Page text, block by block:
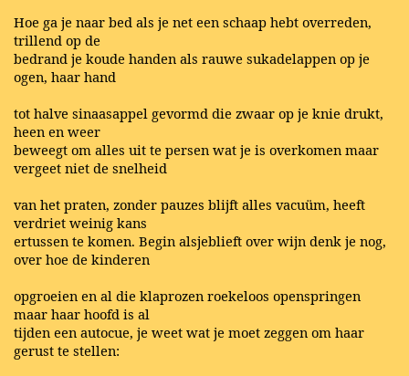
Hoe ga je naar bed als je net een schaap hebt overreden,
trillend op de
bedrand je koude handen als rauwe sukadelappen op je
ogen, haar hand
tot halve sinaasappel gevormd die zwaar op je knie drukt,
heen en weer
beweegt om alles uit te persen wat je is overkomen maar
vergeet niet de snelheid
van het praten, zonder pauzes blijft alles vacuüm, heeft
verdriet weinig kans
ertussen te komen. Begin alsjeblieft over wijn denk je nog,
over hoe de kinderen
opgroeien en al die klaprozen roekeloos openspringen
maar haar hoofd is al
tijden een autocue, je weet wat je moet zeggen om haar
gerust te stellen: